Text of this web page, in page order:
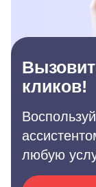
кликов!
любую